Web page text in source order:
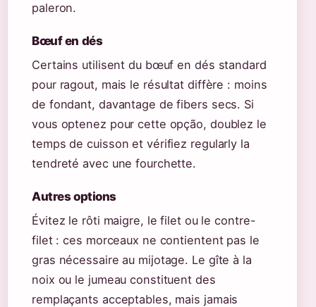
paleron.
Bœuf en dés
Certains utilisent du bœuf en dés standard
pour ragout, mais le résultat diffère : moins
de fondant, davantage de fibers secs. Si
vous optenez pour cette opção, doublez le
temps de cuisson et vérifiez regularly la
tendreté avec une fourchette.
Autres options
Évitez le rôti maigre, le filet ou le contre-
filet : ces morceaux ne contientent pas le
gras nécessaire au mijotage. Le gîte à la
noix ou le jumeau constituent des
remplaçants acceptables, mais jamais